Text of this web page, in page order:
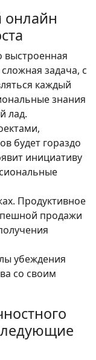
онлайн
выстроенная
задача, с
каждый
знания
лад.
будет гораздо
инициативу
Продуктивное
продажи
убеждения
со своим